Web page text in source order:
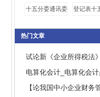
定精神回
查报
十五分委通讯委
登记表十
热门文章
试论新《企业所得税法
电算化会计_电算化会
【论我国中小企业财务